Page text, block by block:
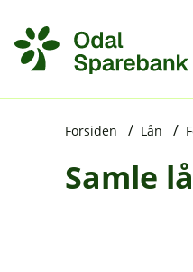
Forsiden Lån
Samle